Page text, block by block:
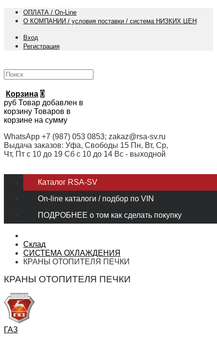
ОПЛАТА / On-Line
О КОМПАНИИ / условия поставки / система НИЗКИХ ЦЕН
Вход
Регистрация
Корзина 0
руб Товар добавлен в
корзину Товаров в
корзине на сумму
WhatsApp +7 (987) 053 0853; zakaz@rsa-sv.ru
Выдача заказов: Уфа, Свободы 15 Пн, Вт, Ср,
Чт, Пт с 10 до 19 Сб с 10 до 14 Вс - выходной
Каталог RSA-SV
On-line каталоги / подбор по VIN
ПОДРОБНЕЕ о том как сделать покупку
Склад
СИСТЕМА ОХЛАЖДЕНИЯ
КРАНЫ ОТОПИТЕЛЯ ПЕЧКИ
КРАНЫ ОТОПИТЕЛЯ ПЕЧКИ
ГАЗ